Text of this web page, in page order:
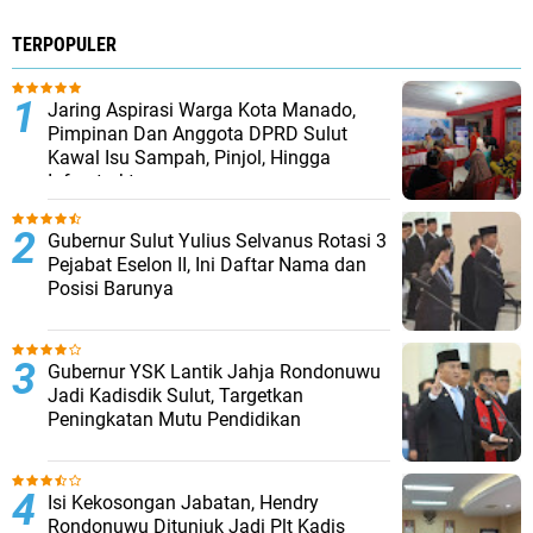
TERPOPULER
Jaring Aspirasi Warga Kota Manado,
Pimpinan Dan Anggota DPRD Sulut
Kawal Isu Sampah, Pinjol, Hingga
Infrastruktur
​Gubernur Sulut Yulius Selvanus Rotasi 3
Pejabat Eselon II, Ini Daftar Nama dan
Posisi Barunya
Gubernur YSK Lantik Jahja Rondonuwu
Jadi Kadisdik Sulut, Targetkan
Peningkatan Mutu Pendidikan
Isi Kekosongan Jabatan, Hendry
Rondonuwu Ditunjuk Jadi Plt Kadis